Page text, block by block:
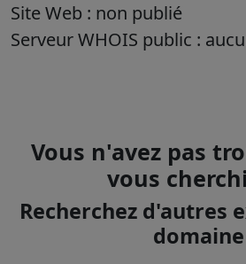
Site Web : non publié
Serveur WHOIS public :
Vous n'avez pas
vous
Recherchez d'autres
domaine